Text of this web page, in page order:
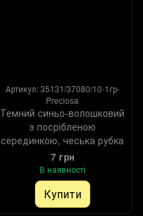
Артикул: 35131/37080/10-1гр-
Preciosa
Темний синьо-волошковий
з посрібленою
серединкою, чеська рубка
7 грн
В наявності
Купити